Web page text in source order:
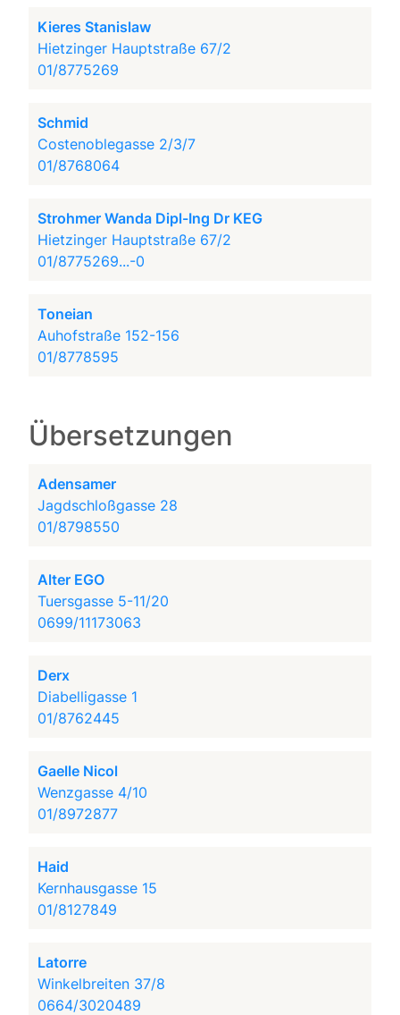
Kieres Stanislaw
Hietzinger Hauptstraße 67/2
01/8775269
Schmid
Costenoblegasse 2/3/7
01/8768064
Strohmer Wanda Dipl-Ing Dr KEG
Hietzinger Hauptstraße 67/2
01/8775269...-0
Toneian
Auhofstraße 152-156
01/8778595
Übersetzungen
Adensamer
Jagdschloßgasse 28
01/8798550
Alter EGO
Tuersgasse 5-11/20
0699/11173063
Derx
Diabelligasse 1
01/8762445
Gaelle Nicol
Wenzgasse 4/10
01/8972877
Haid
Kernhausgasse 15
01/8127849
Latorre
Winkelbreiten 37/8
0664/3020489